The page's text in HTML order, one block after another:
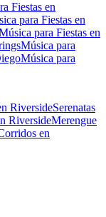
Fiestas en
para Fiestas en
para Fiestas en
Música para
Música para
RiversideSerenatas
RiversideMerengue
en